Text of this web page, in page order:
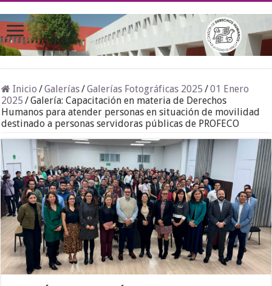
Inicio /Galerías/Galerías Fotográficas 2025 /01 Enero
2025 /Galería: Capacitación en materia de Derechos
Humanos para atender personas en situación de movilidad
destinado a personas servidoras públicas de PROFECO